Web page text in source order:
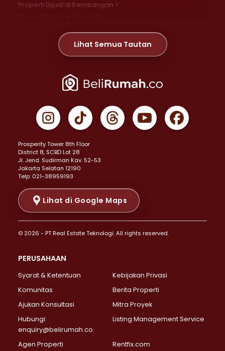
Properti Dijual di Kembangan >
Properti Dijual di Meruya >
Properti Dijual di Jelambar >
Properti Dijual di Jakarta Pusat >
Properti Dijual di Gambir >
Properti Dijual di Johar Baru >
Properti Dijual di Menteng >
Properti Dijual di Senen >
Properti Dijual di Tanah Abang >
Properti Dijual di Cikini >
Properti Dijual di Kramat >
Properti Dijual di Pasar Baru >
Properti Dijual di Bendungan Hilir >
Properti Dijual di Jakarta Selatan >
Properti Dijual di Lebak Bulus >
Properti Dijual di Gandaria Selatan >
Properti Dijual di Pondok Labu >
Properti Dijual di Lenteng Agung >
Properti Dijual di Senayan >
Properti Dijual di Pondok Pinang >
Lihat Semua Tautan
Prosperity Tower 8th Floor
District 8, SCBD Lot 28
JI. Jend. Sudirman Kav. 52-53
Jakarta Selatan 12190
Telp: 021-38959193
Lihat di Google Maps
© 2026 - PT Real Estate Teknologi. All rights reserved.
PERUSAHAAN
Syarat & Ketentuan
Kebijakan Privasi
Komunitas
Berita Properti
Ajukan Konsultasi
Mitra Proyek
Hubungi:
enquiry@belirumah.co
Listing Management Service
Agen Properti Rentfix.com